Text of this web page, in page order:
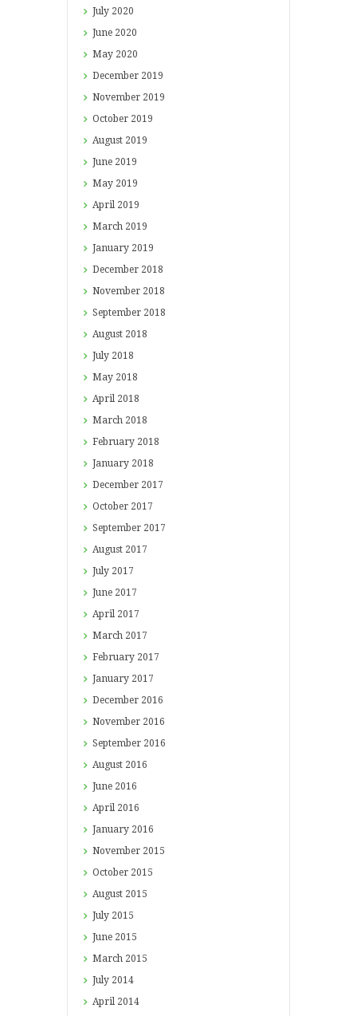
July 2020
June 2020
May 2020
December 2019
November 2019
October 2019
August 2019
June 2019
May 2019
April 2019
March 2019
January 2019
December 2018
November 2018
September 2018
August 2018
July 2018
May 2018
April 2018
March 2018
February 2018
January 2018
December 2017
October 2017
September 2017
August 2017
July 2017
June 2017
April 2017
March 2017
February 2017
January 2017
December 2016
November 2016
September 2016
August 2016
June 2016
April 2016
January 2016
November 2015
October 2015
August 2015
July 2015
June 2015
March 2015
July 2014
April 2014